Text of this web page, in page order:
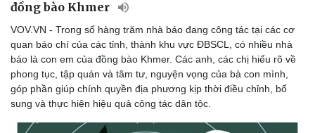
Sức khỏe
Đời sống
đồng bào Khmer
VOV.VN - Trong số hàng trăm nhà báo đang công tác tại các cơ
quan báo chí của các tỉnh, thành khu vực ĐBSCL, có nhiều nhà
báo là con em của đồng bào Khmer. Các anh, các chị hiểu rõ về
phong tục, tập quán và tâm tư, nguyện vọng của bà con mình,
góp phần giúp chính quyền địa phương kịp thời điều chỉnh, bổ
sung và thực hiện hiệu quả công tác dân tộc.